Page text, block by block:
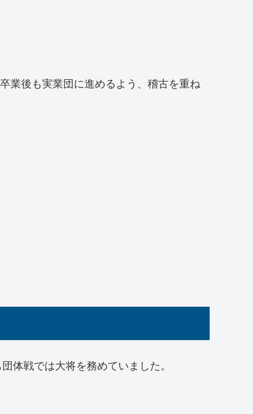
業後も実業団に進めるよう、稽古を重ね
体戦では大将を務めていました。